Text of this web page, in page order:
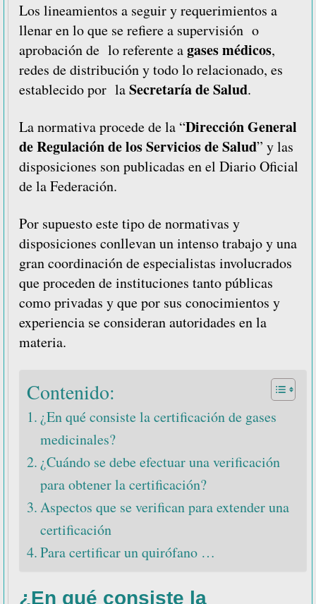
Los lineamientos a seguir y requerimientos a
llenar en lo que se refiere a supervisión o
aprobación de lo referente agases médicos,
redes de distribución y todo lo relacionado, es
establecido por laSecretaría de Salud.
La normativa procede de la “Dirección General
de Regulación de los Servicios de Salud” y las
disposiciones son publicadas en el Diario Oficial
de la Federación.
Por supuesto este tipo de normativas y
disposiciones conllevan un intenso trabajo y una
gran coordinación de especialistas involucrados
que proceden de instituciones tanto públicas
como privadas y que por sus conocimientos y
experiencia se consideran autoridades en la
materia.
Contenido:
¿En qué consiste la certificación de gases
medicinales?
¿Cuándo se debe efectuar una verificación
para obtener la certificación?
Aspectos que se verifican para extender una
certificación
Para certificar un quirófano …
¿En qué consiste la